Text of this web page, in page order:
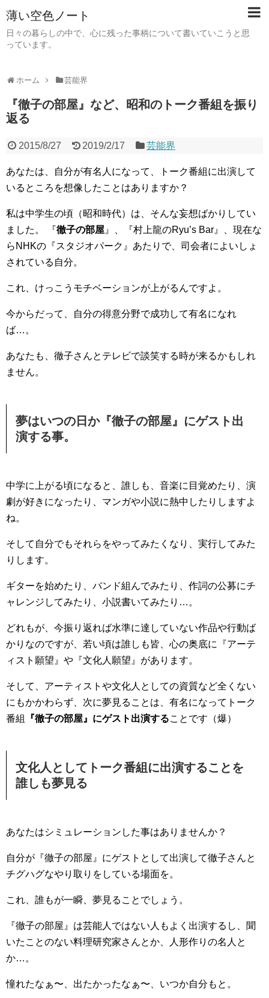
薄い空色ノート
日々の暮らしの中で、心に残った事柄について書いていこうと思
っています。
ホーム 芸能界
『徹子の部屋』など、昭和のトーク番組を振り
返る
2015/8/27 2019/2/17 芸能界
あなたは、自分が有名人になって、トーク番組に出演して
いるところを想像したことはありますか？
私は中学生の頃（昭和時代）は、そんな妄想ばかりしてい
ました。 『徹子の部屋 』、『村上龍のRyu’s Bar』、現在な
らNHKの『スタジオパーク』あたりで、司会者によいしょ
されている自分。
これ、けっこうモチベーションが上がるんですよ。
今からだって、自分の得意分野で成功して有名になれ
ば…。
あなたも、徹子さんとテレビで談笑する時が来るかもしれ
ません。
夢はいつの日か『徹子の部屋』にゲスト出
演する事。
中学に上がる頃になると、誰しも、音楽に目覚めたり、演
劇が好きになったり、マンガや小説に熱中したりしますよ
ね。
そして自分でもそれらをやってみたくなり、実行してみた
りします。
ギターを始めたり、バンド組んでみたり、作詞の公募にチ
ャレンジしてみたり、小説書いてみたり…。
どれもが、今振り返れば水準に達していない作品や行動ば
かりなのですが、若い頃は誰しも皆、心の奥底に『アーテ
ィスト願望』や『文化人願望』があります。
そして、アーティストや文化人としての資質など全くない
にもかかわらず、次に夢見ることは、有名になってトーク
番組
『徹子の部屋』にゲスト出演することです（爆）
文化人としてトーク番組に出演することを
誰しも夢見る
あなたはシミュレーションした事はありませんか？
自分が『徹子の部屋』にゲストとして出演して徹子さんと
チグハグなやり取りをしている場面を。
これ、誰もが一瞬、夢見ることでしょう。
『徹子の部屋』は芸能人ではない人もよく出演するし、聞
いたことのない料理研究家さんとか、人形作りの名人と
か…。
憧れたなぁ〜、出たかったなぁ〜、いつか自分もと。